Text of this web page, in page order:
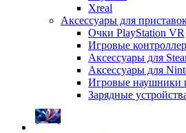
Xreal
Аксессуары для
Очки PlayStation VR
Игровые
Аксессуары для
Аксессуары для
Игровые наушники
Зарядные